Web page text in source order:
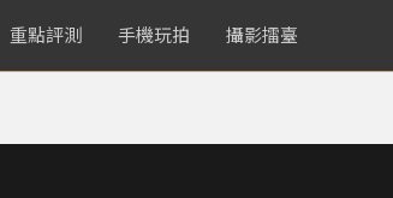
重點評測 手機玩拍 攝影擂臺